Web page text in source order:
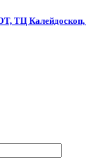
ТЦ Калейдоскоп,